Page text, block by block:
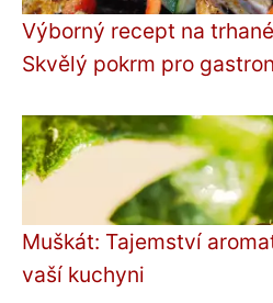
Výborný recept na
Skvělý pokrm pro
Muškát: Tajemství
vaší kuchyni